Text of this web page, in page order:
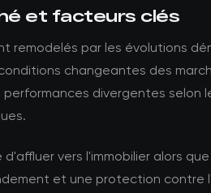
et facteurs clés
remodelés par les évolutions
changeantes des
divergentes selon
vers l'immobilier alors que
et une protection contre